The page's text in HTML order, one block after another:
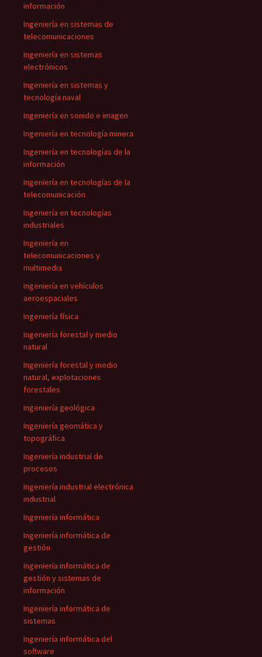
información
Ingeniería en sistemas de
telecomunicaciones
Ingeniería en sistemas
electrónicos
Ingeniería en sistemas y
tecnología naval
Ingeniería en sonido e imagen
Ingeniería en tecnología minera
Ingeniería en tecnologías de la
información
Ingeniería en tecnologías de la
telecomunicación
Ingeniería en tecnologías
industriales
Ingeniería en
telecomunicaciones y
multimedia
Ingeniería en vehículos
aeroespaciales
Ingeniería física
Ingeniería forestal y medio
natural
Ingeniería forestal y medio
natural, explotaciones
forestales
Ingeniería geológica
Ingeniería geomática y
topográfica
Ingeniería industrial de
procesos
Ingeniería industrial electrónica
industrial
Ingeniería informática
Ingeniería informática de
gestión
Ingeniería informática de
gestión y sistemas de
información
Ingeniería informática de
sistemas
Ingeniería informática del
software